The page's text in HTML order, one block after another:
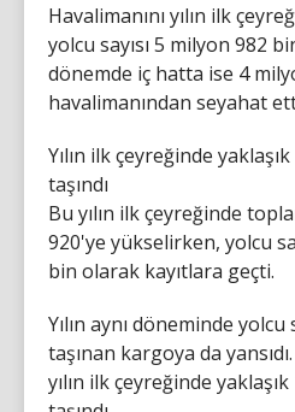
Havalimanını yılın ilk
yolcu sayısı 5 milyon 982
dönemde iç hatta ise 4
havalimanından seyahat
Yılın ilk çeyreğinde
taşındı
Bu yılın ilk çeyreğinde
920'ye yükselirken, yolcu
bin olarak kayıtlara geçti.
Yılın aynı döneminde yolcu
taşınan kargoya da
yılın ilk çeyreğinde